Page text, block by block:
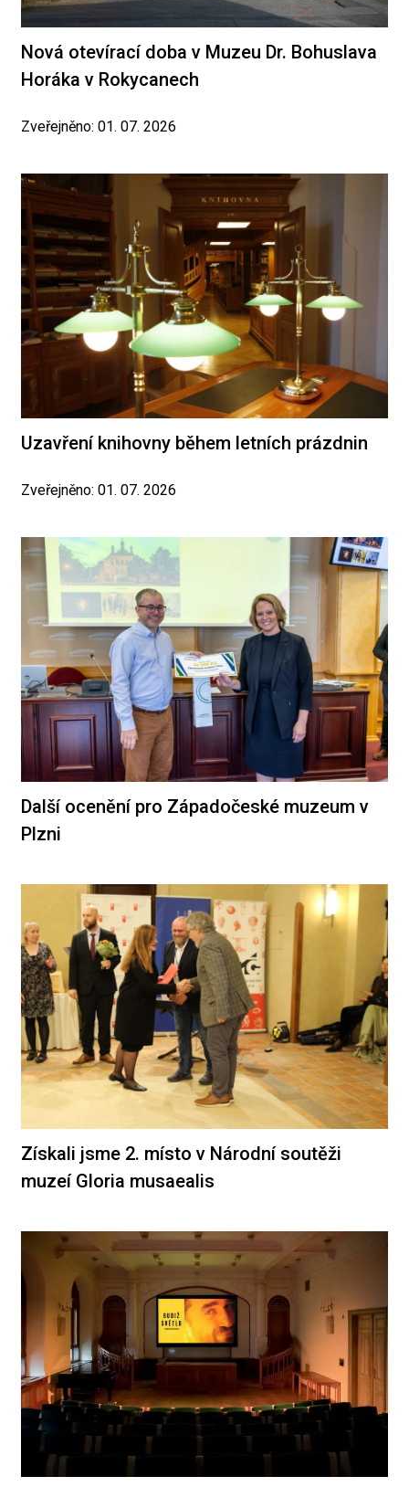
Nová otevírací doba v Muzeu Dr. Bohuslava
Horáka v Rokycanech
Zveřejněno: 01. 07. 2026
Uzavření knihovny během letních prázdnin
Zveřejněno: 01. 07. 2026
Další ocenění pro Západočeské muzeum v
Plzni
Získali jsme 2. místo v Národní soutěži
muzeí Gloria musaealis